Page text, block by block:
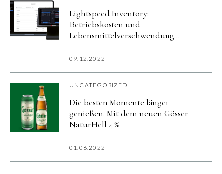
Lightspeed Inventory:
Betriebskosten und
Lebensmittelverschwendung
09.12.2022
UNCATEGORIZED
Die besten Momente länger
genießen. Mit dem neuen Gösser
NaturHell 4 %
01.06.2022